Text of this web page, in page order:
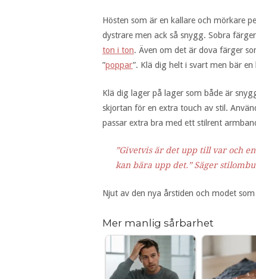
Hösten som är en kallare och mörkare
dystrare men ack så snygg. Sobra
ton i ton. Även om det är dova färger
”poppar”. Klä dig helt i svart men bär
Klä dig lager på lager som både är
skjortan för en extra touch av stil.
passar extra bra med ett stilrent
”Givetvis är det upp till var och
kan bära upp det.” Säger
Njut av den nya årstiden och modet
Mer manlig sårbarhet